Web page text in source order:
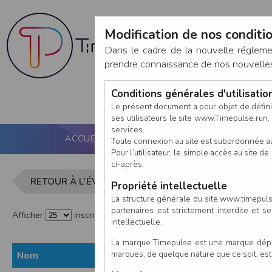
ACCUEIL PUCE ACTIVE NOS SERVICES
RETOUR À L'ÉVÈNEMENT Liste des
Afficher inscrits par page
Nom Prénom
Modification de nos
Dans le cadre de la nouvelle
prendre connaissance de nos
Conditions générales
Le présent document a pour objet de
ses utilisateurs le site
services.
Toute connexion au site est subordonnée
Pour l’utilisateur, le simple accès au site
ci-après.
Propriété intellectuelle
La structure générale du site
partenaires est strictement interdite et
intellectuelle.
La marque Timepulse est une marque
marques, de quelque nature que ce soit,